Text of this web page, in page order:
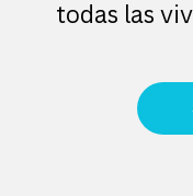
todas las